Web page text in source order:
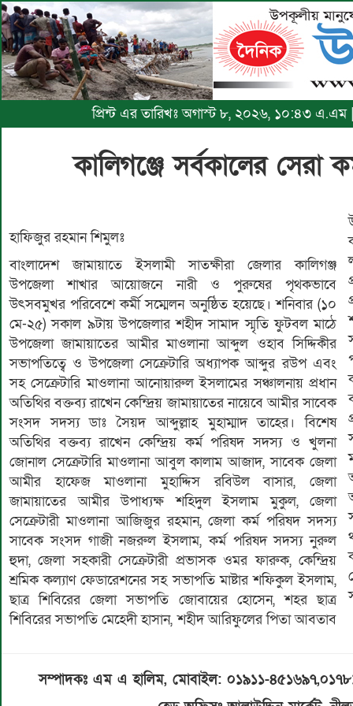
প্রিন্ট এর তারিখঃ অগাস্ট ৮, ২০২৬, ১০:৪৩
কালিগঞ্জে সর্বকালের সেরা
হাফিজুর রহমান শিমুলঃ
বাংলাদেশ জামায়াতে ইসলামী সাতক্ষীরা জেলার কালিগঞ্জ
উপজেলা শাখার আয়োজনে নারী ও পুরুষের পৃথকভাবে
উৎসবমুখর পরিবেশে কর্মী সম্মেলন অনুষ্ঠিত হয়েছে। শনিবার (১০
মে-২৫) সকাল ৯টায় উপজেলার শহীদ সামাদ স্মৃতি ফুটবল মাঠে
উপজেলা জামায়াতের আমীর মাওলানা আব্দুল ওহাব সিদ্দিকীর
সভাপতিত্বে ও উপজেলা সেক্রেটারি অধ্যাপক আব্দুর রউপ এবং
সহ সেক্রেটারি মাওলানা আনোয়ারুল ইসলামের সঞ্চালনায় প্রধান
অতিথির বক্তব্য রাখেন কেন্দ্রিয় জামায়াতের নায়েবে আমীর সাবেক
সংসদ সদস্য ডাঃ সৈয়দ আব্দুল্লাহ মুহাম্মাদ তাহের। বিশেষ
অতিথির বক্তব্য রাখেন কেন্দ্রিয় কর্ম পরিষদ সদস্য ও খুলনা
জোনাল সেক্রেটারি মাওলানা আবুল কালাম আজাদ, সাবেক জেলা
আমীর হাফেজ মাওলানা মুহাদ্দিস রবিউল বাসার, জেলা
জামায়াতের আমীর উপাধ্যক্ষ শহিদুল ইসলাম মুকুল, জেলা
সেক্রেটারী মাওলানা আজিজুর রহমান, জেলা কর্ম পরিষদ সদস্য
সাবেক সংসদ গাজী নজরুল ইসলাম, কর্ম পরিষদ সদস্য নুরুল
হুদা, জেলা সহকারী সেক্রেটারী প্রভাসক ওমর ফারুক, কেন্দ্রিয়
শ্রমিক কল্যাণ ফেডারেশনের সহ সভাপতি মাষ্টার শফিকুল ইসলাম,
ছাত্র শিবিরের জেলা সভাপতি জোবায়ের হোসেন, শহর ছাত্র
শিবিরের সভাপতি মেহেদী হাসান, শহীদ আরিফুলের পিতা আবতাব
সম্পাদকঃ এম এ হালিম, মোবাইল: ০১৯১১-